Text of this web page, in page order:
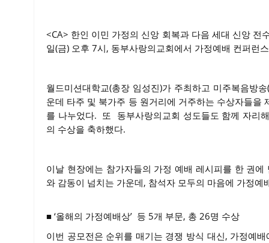
<CA> 한인 이민 가정의 신앙 회복과 다음 세대 신앙
일(금) 오후 7시, 동부사랑의교회에서 가정예배 컨퍼런
월드미션대학교(총장 임성진)가 주최하고 미주복음방
운데 타주 및 북가주 등 원거리에 거주하는 수상자들
를 나누었다. 또 동부사랑의교회 성도들도 함께 자리
의 수상을 축하했다.
이날 현장에는 참가자들의 가정 예배 레시피를 한 권
와 감동이 넘치는 가운데, 참석자 모두의 마음에 가정
■ ‘올해의 가정예배상’ 등 5개 부문, 총 26명 수상
이번 공모전은 순위를 매기는 경쟁 방식 대신, 가정예